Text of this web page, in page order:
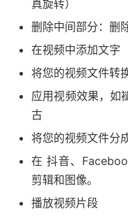
真旋转）
删除中间部分：删
在视频中添加文字
将您的视频文件转
应用视频效果，如
古
将您的视频文件分
在 抖音、
剪辑和图像。
播放视频片段